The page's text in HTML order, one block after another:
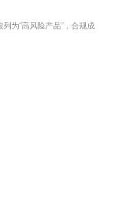
为“高风险产品”，合规成